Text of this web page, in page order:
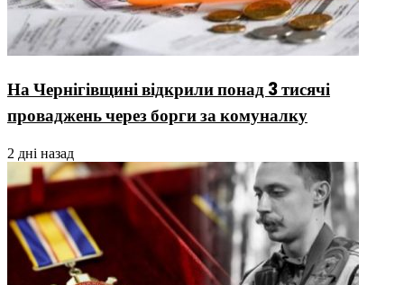
На Чернігівщині відкрили понад 3 тисячі
проваджень через борги за комуналку
2 дні назад